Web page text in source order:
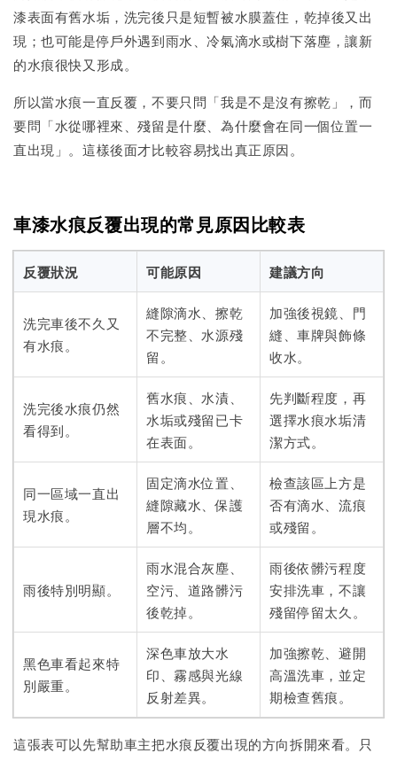
漆表面有舊水垢，洗完後只是短暫被水膜蓋住，乾掉後又出
現；也可能是停戶外遇到雨水、冷氣滴水或樹下落塵，讓新
的水痕很快又形成。
所以當水痕一直反覆，不要只問「我是不是沒有擦乾」，而
要問「水從哪裡來、殘留是什麼、為什麼會在同一個位置一
直出現」。這樣後面才比較容易找出真正原因。
車漆水痕反覆出現的常見原因比較表
反覆狀況 可能原因 建議方向
洗完車後不久又
有水痕。
縫隙滴水、擦乾
不完整、水源殘
留。
加強後視鏡、門
縫、車牌與飾條
收水。
洗完後水痕仍然
看得到。
舊水痕、水漬、
水垢或殘留已卡
在表面。
先判斷程度，再
選擇水痕水垢清
潔方式。
同一區域一直出
現水痕。
固定滴水位置、
縫隙藏水、保護
層不均。
檢查該區上方是
否有滴水、流痕
或殘留。
雨後特別明顯。
雨水混合灰塵、
空污、道路髒污
後乾掉。
雨後依髒污程度
安排洗車，不讓
殘留停留太久。
黑色車看起來特
別嚴重。
深色車放大水
印、霧感與光線
反射差異。
加強擦乾、避開
高溫洗車，並定
期檢查舊痕。
這張表可以先幫助車主把水痕反覆出現的方向拆開來看。只